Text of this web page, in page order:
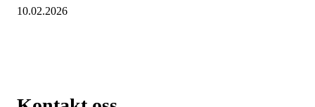
10.02.2026